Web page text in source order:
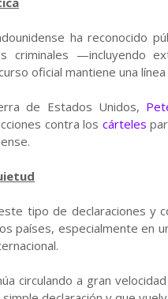
ha reconocido
criminales —incluyendo
oficial mantiene una
de Estados Unidos,
contra los cárteles
tipo de declaraciones y
países, especialmente en
circulando a gran